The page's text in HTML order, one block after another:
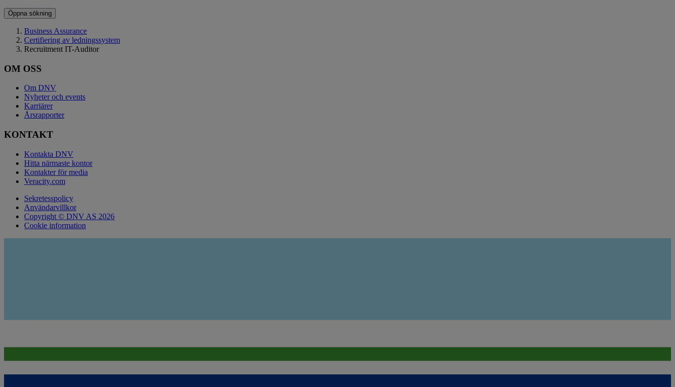
Öppna sökning
Business Assurance
Certifiering av ledningssystem
Recruitment IT-Auditor
OM OSS
Om DNV
Nyheter och events
Karriärer
Årsrapporter
KONTAKT
Kontakta DNV
Hitta närmaste kontor
Kontakter för media
Veracity.com
Sekretesspolicy
Användarvillkor
Copyright © DNV AS 2026
Cookie information